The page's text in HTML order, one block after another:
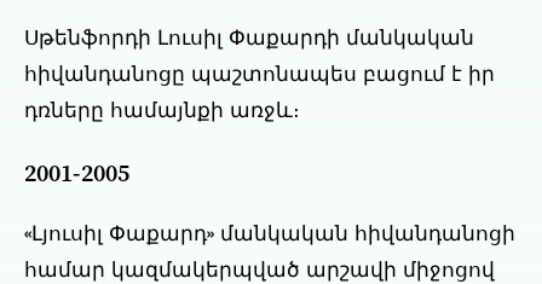
Սթենֆորդի Լուսիլ Փաքարդի մանկական
հիվանդանոցը պաշտոնապես բացում է իր
դռները համայնքի առջև։
2001-2005
«Լյուսիլ Փաքարդ» մանկական հիվանդանոցի
համար կազմակերպված արշավի միջոցով